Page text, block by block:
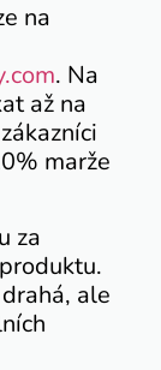
na
. Na
až na
marže
za
ale